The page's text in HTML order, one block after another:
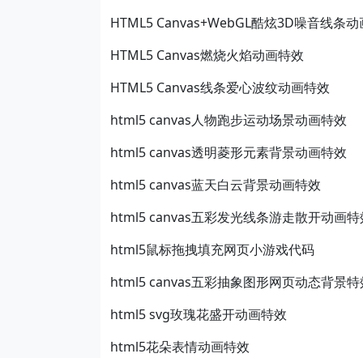
HTML5 Canvas+WebGL酷炫3D噪音线条动
HTML5 Canvas燃烧火焰动画特效
HTML5 Canvas线条爱心波纹动画特效
html5 canvas人物跑步运动场景动画特效
html5 canvas透明菱形元素背景动画特效
html5 canvas蓝天白云背景动画特效
html5 canvas五彩发光线条游走散开动画特
html5鼠标拖拽填充网页小游戏代码
html5 canvas五彩抽象图形网页动态背景特
html5 svg玫瑰花盛开动画特效
html5花朵表情动画特效